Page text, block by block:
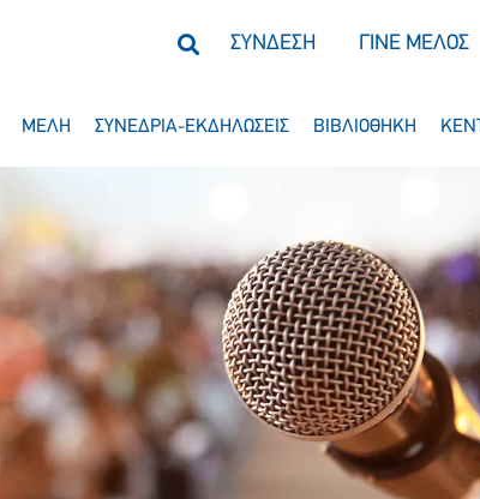
ΣΥΝΔΕΣΗ ΓΙΝΕ ΜΕΛΟΣ
ΜΕΛΗ ΣΥΝΕΔΡΙΑ-ΕΚΔΗΛΩΣΕΙΣ ΒΙΒΛΙΟΘΗΚΗ